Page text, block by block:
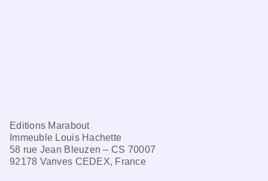
Editions Marabout
Immeuble Louis Hachette
58 rue Jean Bleuzen – CS 70007
92178 Vanves CEDEX, France